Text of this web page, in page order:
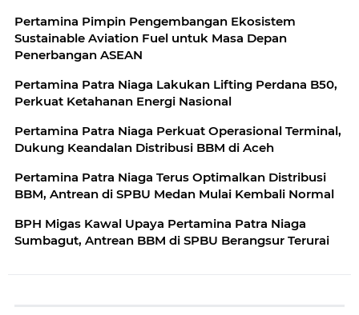
Pertamina Pimpin Pengembangan Ekosistem
Sustainable Aviation Fuel untuk Masa Depan
Penerbangan ASEAN
Pertamina Patra Niaga Lakukan Lifting Perdana B50,
Perkuat Ketahanan Energi Nasional
Pertamina Patra Niaga Perkuat Operasional Terminal,
Dukung Keandalan Distribusi BBM di Aceh
Pertamina Patra Niaga Terus Optimalkan Distribusi
BBM, Antrean di SPBU Medan Mulai Kembali Normal
BPH Migas Kawal Upaya Pertamina Patra Niaga
Sumbagut, Antrean BBM di SPBU Berangsur Terurai